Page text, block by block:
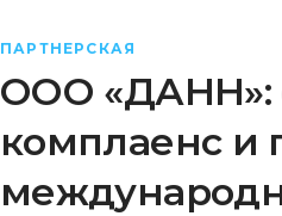
ПАРТНЕРСКАЯ
ООО «ДАНН»:
комплаенс и